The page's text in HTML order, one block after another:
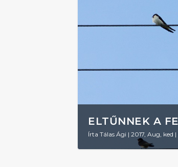
ELTŰNNEK A
Írta Tálas Ági | 2017, Aug, ked |